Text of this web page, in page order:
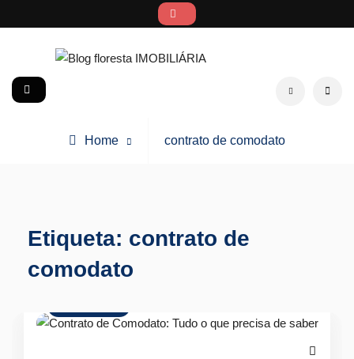
to
Blog floresta IMOBILIÁRIA Search social
Home
Posts
contrato de comodato
Etiqueta: contrato de
comodato